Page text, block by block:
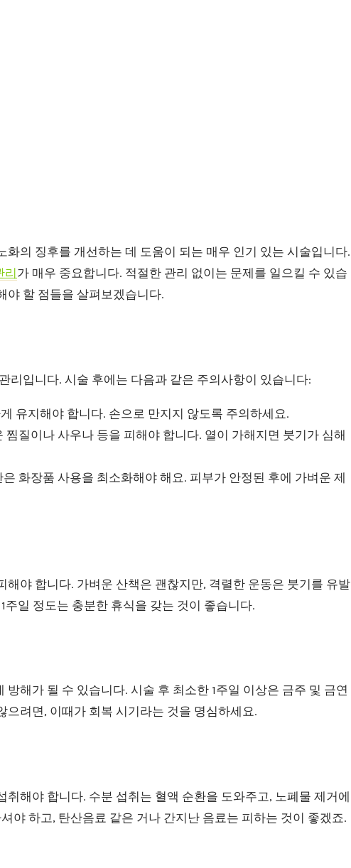
화의 징후를 개선하는 데 도움이 되는 매우 인기 있는 시술입니다.
리 가 매우 중요합니다. 적절한 관리 없이는 문제를 일으킬 수 있습
야 할 점들을 살펴보겠습니다.
리입니다. 시술 후에는 다음과 같은 주의사항이 있습니다:
유지해야 합니다. 손으로 만지지 않도록 주의하세요.
찜질이나 사우나 등을 피해야 합니다. 열이 가해지면 붓기가 심해
화장품 사용을 최소화해야 해요. 피부가 안정된 후에 가벼운 제
해야 합니다. 가벼운 산책은 괜찮지만, 격렬한 운동은 붓기를 유발
일 정도는 충분한 휴식을 갖는 것이 좋습니다.
해가 될 수 있습니다. 시술 후 최소한 1주일 이상은 금주 및 금연
려면, 이때가 회복 시기라는 것을 명심하세요.
해야 합니다. 수분 섭취는 혈액 순환을 도와주고, 노폐물 제거에
야 하고, 탄산음료 같은 거나 간지난 음료는 피하는 것이 좋겠죠.